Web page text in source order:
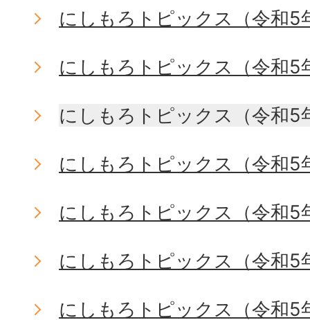
にしもろトピックス（令和5
にしもろトピックス（令和5
にしもろトピックス（令和5
にしもろトピックス（令和5
にしもろトピックス（令和5
にしもろトピックス（令和5
にしもろトピックス（令和5